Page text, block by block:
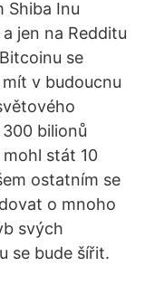
Shiba Inu
jen na Redditu
se
v budoucnu
bilionů
stát 10
ostatním se
o mnoho
svých
se bude šířit.